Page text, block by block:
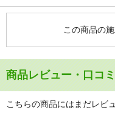
この商品の
商品レビュー・口コミ
こちらの商品にはまだレビ